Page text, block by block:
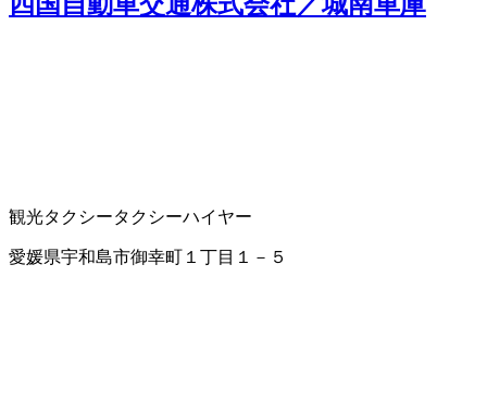
観光タクシータクシーハイヤー
愛媛県宇和島市御幸町１丁目１－５